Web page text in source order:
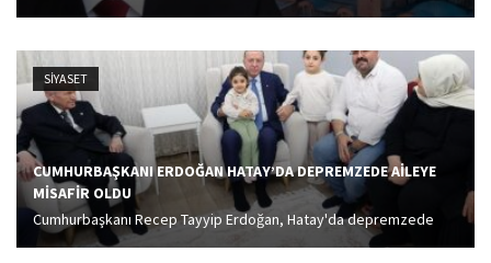
açılışının yıl dönümü nedeniyle mesaj yayımladı.
SİYASET
CUMHURBAŞKANI ERDOĞAN HATAY’DA DEPREMZEDE AİLEYE
MİSAFİR OLDU
Cumhurbaşkanı Recep Tayyip Erdoğan, Hatay'da depremzede
Karakuş ailesini yeni evlerinde ziyaret etti.